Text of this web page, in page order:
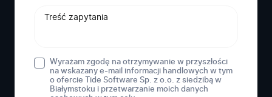
Wyrażam zgodę na otrzymywanie w przyszłości
na wskazany e-mail informacji handlowych w tym
o ofercie Tide Software Sp. z o.o. z siedzibą w
Białymstoku i przetwarzanie moich danych